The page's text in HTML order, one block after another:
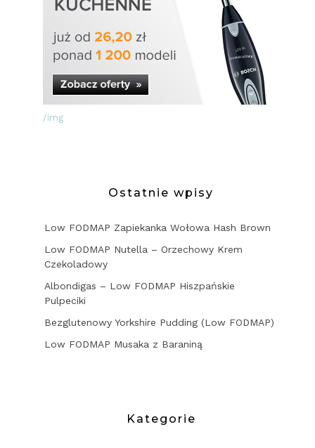
/img
Ostatnie wpisy
Low FODMAP Zapiekanka Wołowa Hash Brown
Low FODMAP Nutella – Orzechowy Krem
Czekoladowy
Albondigas – Low FODMAP Hiszpańskie
Pulpeciki
Bezglutenowy Yorkshire Pudding (Low FODMAP)
Low FODMAP Musaka z Baraniną
Kategorie